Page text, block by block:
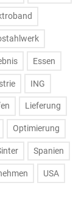
Essen
ING
Lieferung
Optimierung
Spanien
USA